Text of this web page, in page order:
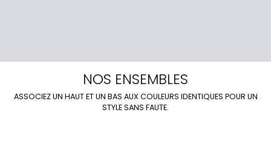
NOS ENSEMBLES
ASSOCIEZ UN HAUT ET UN BAS AUX COULEURS IDENTIQUES POUR UN
STYLE SANS FAUTE.